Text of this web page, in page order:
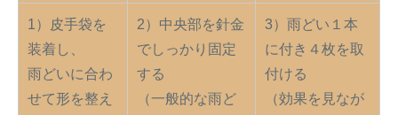
1）皮手袋を
装着し、
雨どいに合わ
せて形を整え
2）中央部を針金
でしっかり固定
する
（一般的な雨ど
3）雨どい１本
に付き４枚を取
付ける
（効果を見なが